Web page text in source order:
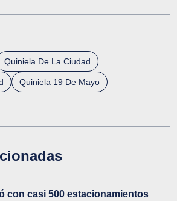
Quiniela De La Ciudad
Quiniela 19 De Mayo
con casi 500 estacionamientos